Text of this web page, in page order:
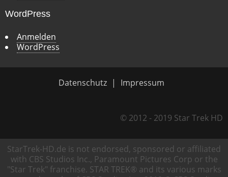
WordPress
Anmelden
WordPress
Datenschutz Impressum
© 2012 - 2019 Star Trek HD
StarTrek-HD.de is not endorsed, sponsored or affiliated
with CBS Studios Inc., Paramount Pictures Corp or the
"Star Trek" franchise. STAR TREK® and its various marks